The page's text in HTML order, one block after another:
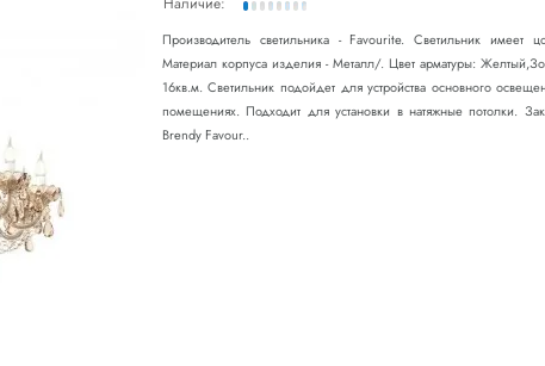
Производитель светильника - Favourite. Светильник имеет
Материал корпуса изделия - Металл/. Цвет арматуры:
16кв.м. Светильник подойдет для устройства основного
помещениях. Подходит для установки в натяжные потолки.
Brendy Favour..